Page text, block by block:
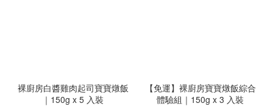
裸廚房白醬雞肉起司寶寶燉飯
｜150g x 5 入裝
【免運】裸廚房寶寶燉飯綜合
體驗組｜150g x 3 入裝